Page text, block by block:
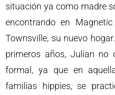
situación ya como madre
encontrando en
Townsville, su nuevo
primeros años, Julian no
formal, ya que en
familias hippies, se